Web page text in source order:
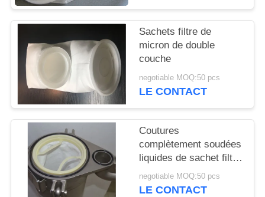
Sachets filtre de
micron de double
couche
negotiable MOQ:50 pcs
LE CONTACT
Coutures
complètement soudées
liquides de sachet filtre
de micron de haute
performance
negotiable MOQ:50 pcs
LE CONTACT